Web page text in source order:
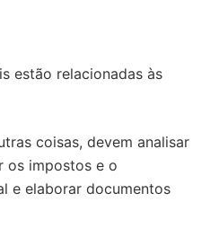
estão relacionadas às
coisas, devem analisar
os impostos e o
e elaborar documentos